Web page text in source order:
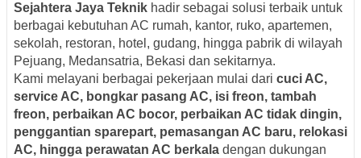
Sejahtera Jaya Teknik hadir sebagai solusi terbaik untuk
berbagai kebutuhan AC rumah, kantor, ruko, apartemen,
sekolah, restoran, hotel, gudang, hingga pabrik di wilayah
Pejuang, Medansatria, Bekasi dan sekitarnya.
Kami melayani berbagai pekerjaan mulai dari cuci AC,
service AC, bongkar pasang AC, isi freon, tambah
freon, perbaikan AC bocor, perbaikan AC tidak dingin,
penggantian sparepart, pemasangan AC baru, relokasi
AC, hingga perawatan AC berkala dengan dukungan